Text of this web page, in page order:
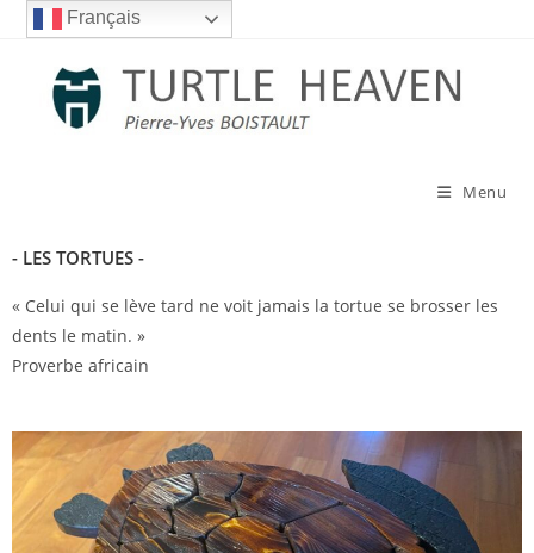
Français
Menu
- LES TORTUES -
« Celui qui se lève tard ne voit jamais la tortue se brosser les
dents le matin. »
Proverbe africain